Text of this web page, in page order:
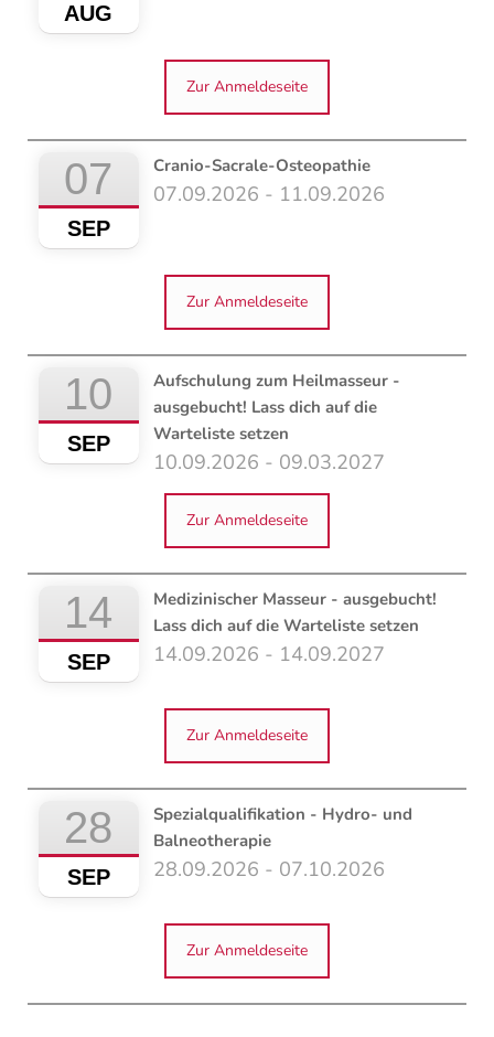
AUG
Zur Anmeldeseite
07
SEP
Cranio-Sacrale-Osteopathie
07.09.2026 - 11.09.2026
Zur Anmeldeseite
10
SEP
Aufschulung zum Heilmasseur -
ausgebucht! Lass dich auf die
Warteliste setzen
10.09.2026 - 09.03.2027
Zur Anmeldeseite
14
SEP
Medizinischer Masseur - ausgebucht!
Lass dich auf die Warteliste setzen
14.09.2026 - 14.09.2027
Zur Anmeldeseite
28
SEP
Spezialqualifikation - Hydro- und
Balneotherapie
28.09.2026 - 07.10.2026
Zur Anmeldeseite